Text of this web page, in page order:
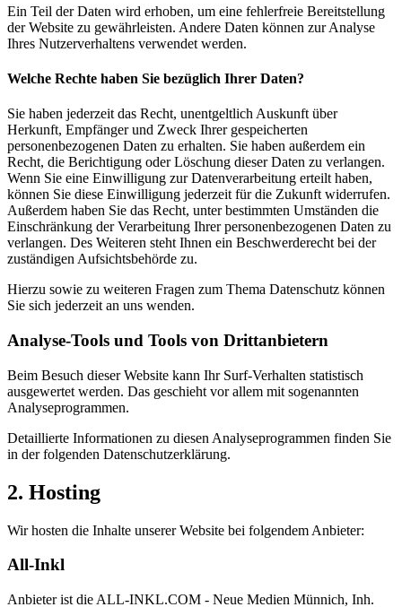
Ein Teil der Daten wird erhoben, um eine fehlerfreie Bereitstellung
der Website zu gewährleisten. Andere Daten können zur Analyse
Ihres Nutzerverhaltens verwendet werden.
Welche Rechte haben Sie bezüglich Ihrer Daten?
Sie haben jederzeit das Recht, unentgeltlich Auskunft über
Herkunft, Empfänger und Zweck Ihrer gespeicherten
personenbezogenen Daten zu erhalten. Sie haben außerdem ein
Recht, die Berichtigung oder Löschung dieser Daten zu verlangen.
Wenn Sie eine Einwilligung zur Datenverarbeitung erteilt haben,
können Sie diese Einwilligung jederzeit für die Zukunft widerrufen.
Außerdem haben Sie das Recht, unter bestimmten Umständen die
Einschränkung der Verarbeitung Ihrer personenbezogenen Daten zu
verlangen. Des Weiteren steht Ihnen ein Beschwerderecht bei der
zuständigen Aufsichtsbehörde zu.
Hierzu sowie zu weiteren Fragen zum Thema Datenschutz können
Sie sich jederzeit an uns wenden.
Analyse-Tools und Tools von Dritt­anbietern
Beim Besuch dieser Website kann Ihr Surf-Verhalten statistisch
ausgewertet werden. Das geschieht vor allem mit sogenannten
Analyseprogrammen.
Detaillierte Informationen zu diesen Analyseprogrammen finden Sie
in der folgenden Datenschutzerklärung.
2. Hosting
Wir hosten die Inhalte unserer Website bei folgendem Anbieter:
All-Inkl
Anbieter ist die ALL-INKL.COM - Neue Medien Münnich, Inh.